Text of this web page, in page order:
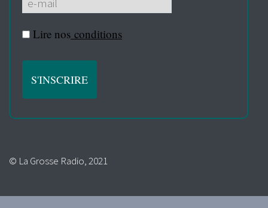
Lire nos conditions
© La Grosse Radio, 2021